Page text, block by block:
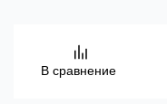
В сравнение